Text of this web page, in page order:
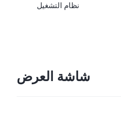
نظام التشغيل
شاشة العرض